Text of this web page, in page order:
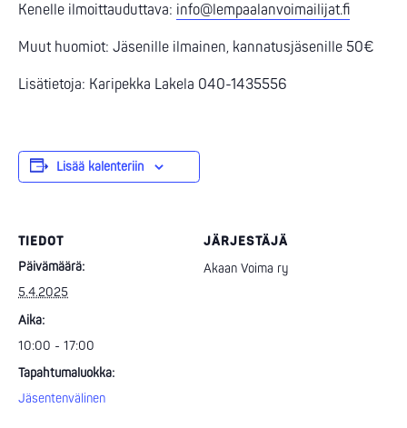
Kenelle ilmoittauduttava: info@lempaalanvoimailijat.fi
Muut huomiot: Jäsenille ilmainen, kannatusjäsenille 50€
Lisätietoja: Karipekka Lakela 040-1435556
Lisää kalenteriin
TIEDOT
Päivämäärä:
5.4.2025
Aika:
10:00 - 17:00
Tapahtumaluokka:
Jäsentenvälinen
JÄRJESTÄJÄ
Akaan Voima ry